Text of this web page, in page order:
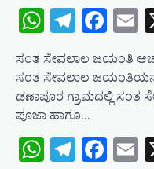
WhatsApp
ಸಂತ ಸೇವಲಾಲ ಜಯಂತಿ
ಸಂತ ಸೇವಲಾಲ
ಡಣಾಪೂರ ಗ್ರಾಮದಲ್ಲಿ ಸಂತ
ಪೂಜಾ ಹಾಗೂ…
WhatsApp